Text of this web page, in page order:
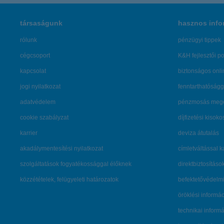
társaságunk
rólunk
cégcsoport
kapcsolat
jogi nyilatkozat
adatvédelem
cookie szabályzat
karrier
akadálymentesítési nyilatkozat
szolgáltatások fogyatékossággal élőknek
közzétételek, felügyeleti határozatok
hasznos
pénzügyi tippek
K&H fejlesztői
biztonságos
pénzmosás
díjfizetési
deviza átutalás
címletváltással
öröklési
technikai